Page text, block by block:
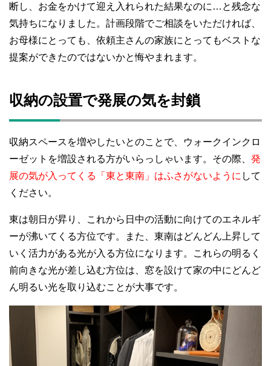
断し、お金をかけて迎え入れられた結果なのに…と残念な
気持ちになりました。計画段階でご相談をいただければ、
お母様にとっても、依頼主さんの家族にとってもベストな
提案ができたのではないかと悔やまれます。
収納の設置で発展の気を封鎖
収納スペースを増やしたいとのことで、ウォークインクロ
ーゼットを増設される方がいらっしゃいます。その際、 発
展の気が入ってくる「東と東南」はふさがないように して
ください。
東は朝日が昇り、これから日中の活動に向けてのエネルギ
ーが沸いてくる方位です。また、東南はどんどん上昇して
いく活力がある光が入る方位になります。これらの明るく
前向きな光が差し込む方位は、窓を設けて家の中にどんど
ん明るい光を取り込むことが大事です。